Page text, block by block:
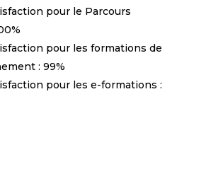
pour le Parcours
pour les formations de
: 99%
pour les e-formations :